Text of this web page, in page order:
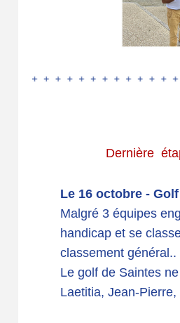
Dernière
Le 16 octobre -
Malgré 3 équipes
handicap et se
classement général..
Le golf de Saintes
Laetitia, Jean-